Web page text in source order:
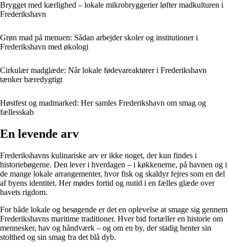
Brygget med kærlighed – lokale mikrobryggerier løfter madkulturen i
Frederikshavn
Grøn mad på menuen: Sådan arbejder skoler og institutioner i
Frederikshavn med økologi
Cirkulær madglæde: Når lokale fødevareaktører i Frederikshavn
tænker bæredygtigt
Høstfest og madmarked: Her samles Frederikshavn om smag og
fællesskab
En levende arv
Frederikshavns kulinariske arv er ikke noget, der kun findes i
historiebøgerne. Den lever i hverdagen – i køkkenerne, på havnen og i
de mange lokale arrangementer, hvor fisk og skaldyr fejres som en del
af byens identitet. Her mødes fortid og nutid i en fælles glæde over
havets rigdom.
For både lokale og besøgende er det en oplevelse at smage sig gennem
Frederikshavns maritime traditioner. Hver bid fortæller en historie om
mennesker, hav og håndværk – og om en by, der stadig henter sin
stolthed og sin smag fra det blå dyb.